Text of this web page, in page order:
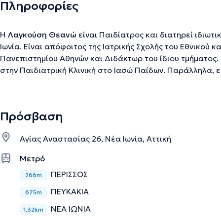
Πληροφορίες
Η Λαγκούση Θεανώ είναι Παιδίατρος και διατηρεί
Ιωνία. Eίναι απόφοιτος της Ιατρικής Σχολής του Εθνικού
Πανεπιστημίου Αθηνών και Διδάκτωρ του ίδιου
στην Παιδιατρική Kλινική στο Ιασώ Παίδων. Παράλληλα,
σεμινάρια. Στο ιατρείο της παρέχει εξειδικευμένη
υποτροπιάζουσες λοιμώξεις (πχ σταφυλοκοκκικές
παρακολούθηση παιδιών με συμπτώματα Long Covid αλλά
ΠΑΙΣ ανίχνευσης διαταραχών επικοινωνίας αυτιστικού
Πρόσβαση
Αγίας Αναστασίας 26, Νέα Ιωνία, Αττική
Μετρό
266m ΠΕΡΙΣΣΟΣ
675m ΠΕΥΚΑΚΙΑ
1,32km ΝΕΑ ΙΩΝΙΑ